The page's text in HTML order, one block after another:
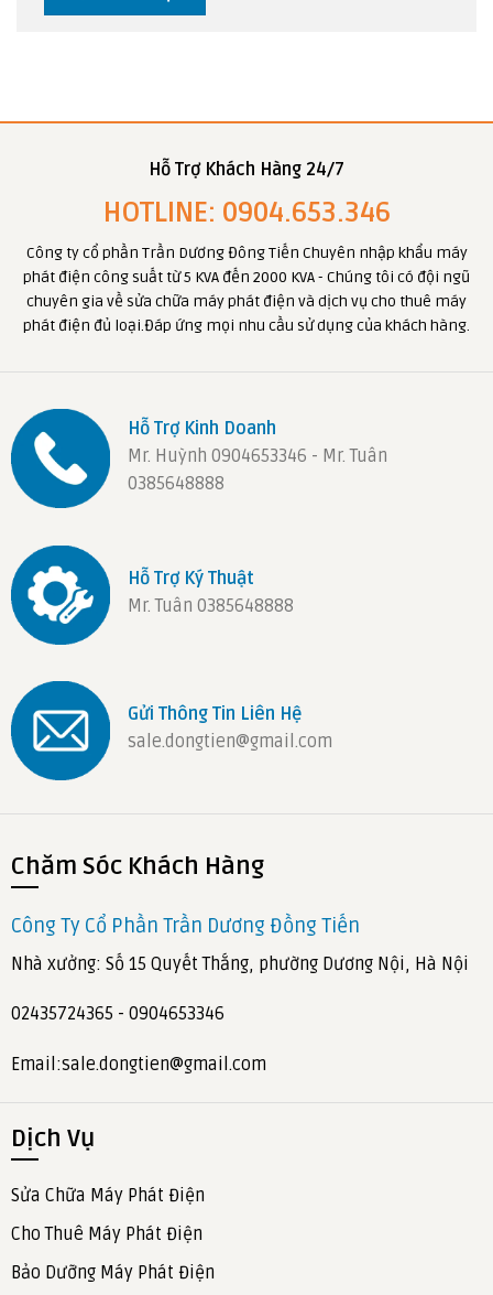
Hỗ Trợ Khách Hàng 24/7
HOTLINE: 0904.653.346
Công ty cổ phần Trần Dương Đông Tiến Chuyên nhập khẩu máy
phát điện công suất từ 5 KVA đến 2000 KVA - Chúng tôi có đội ngũ
chuyên gia về sửa chữa máy phát điện và dịch vụ cho thuê máy
phát điện đủ loại.Đáp ứng mọi nhu cầu sử dụng của khách hàng.
Hỗ Trợ Kinh Doanh
Mr. Huỳnh 0904653346 - Mr. Tuân
0385648888
Hỗ Trợ Ký Thuật
Mr. Tuân 0385648888
Gửi Thông Tin Liên Hệ
sale.dongtien@gmail.com
Chăm Sóc Khách Hàng
Công Ty Cổ Phần Trần Dương Đồng Tiến
Nhà xưởng: Số 15 Quyết Thắng, phường Dương Nội, Hà Nội
02435724365 - 0904653346
Email:sale.dongtien@gmail.com
Dịch Vụ
Sửa Chữa Máy Phát Điện
Cho Thuê Máy Phát Điện
Bảo Dưỡng Máy Phát Điện